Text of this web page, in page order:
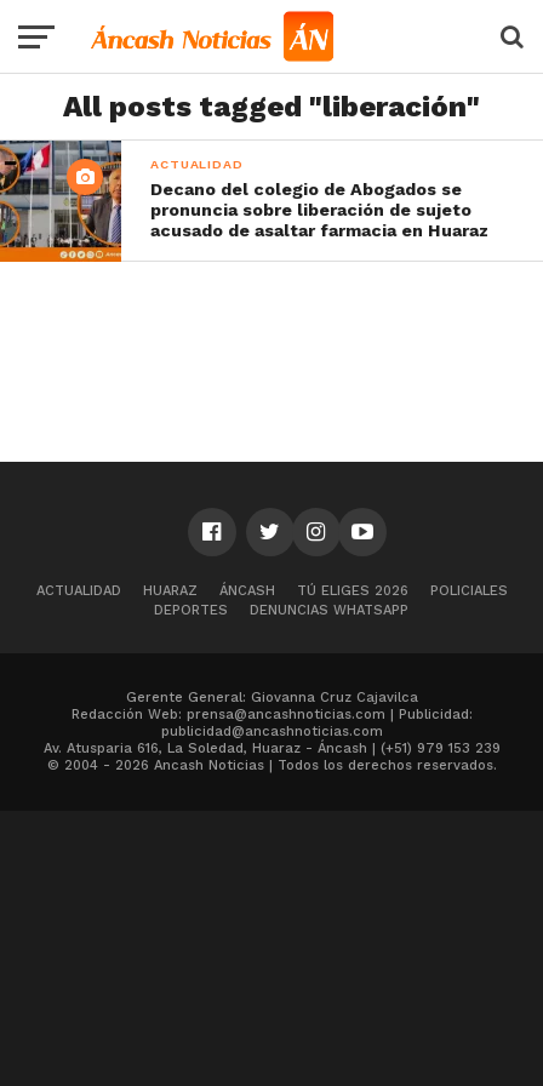
All posts tagged "liberación"
ACTUALIDAD
Decano del colegio de Abogados se
pronuncia sobre liberación de sujeto
acusado de asaltar farmacia en Huaraz
ACTUALIDAD HUARAZ ÁNCASH TÚ ELIGES 2026
POLICIALES
DEPORTES
DENUNCIAS WHATSAPP
Gerente General: Giovanna Cruz Cajavilca
Redacción Web: prensa@ancashnoticias.com | Publicidad:
publicidad@ancashnoticias.com
Av. Atusparia 616, La Soledad, Huaraz - Áncash | (+51) 979 153 239
© 2004 - 2026 Ancash Noticias | Todos los derechos reservados.